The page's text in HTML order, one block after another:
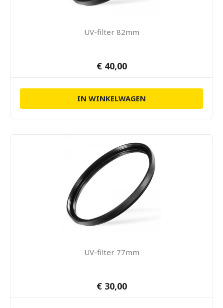
UV-filter 82mm
€ 40,00
IN WINKELWAGEN
UV-filter 77mm
€ 30,00